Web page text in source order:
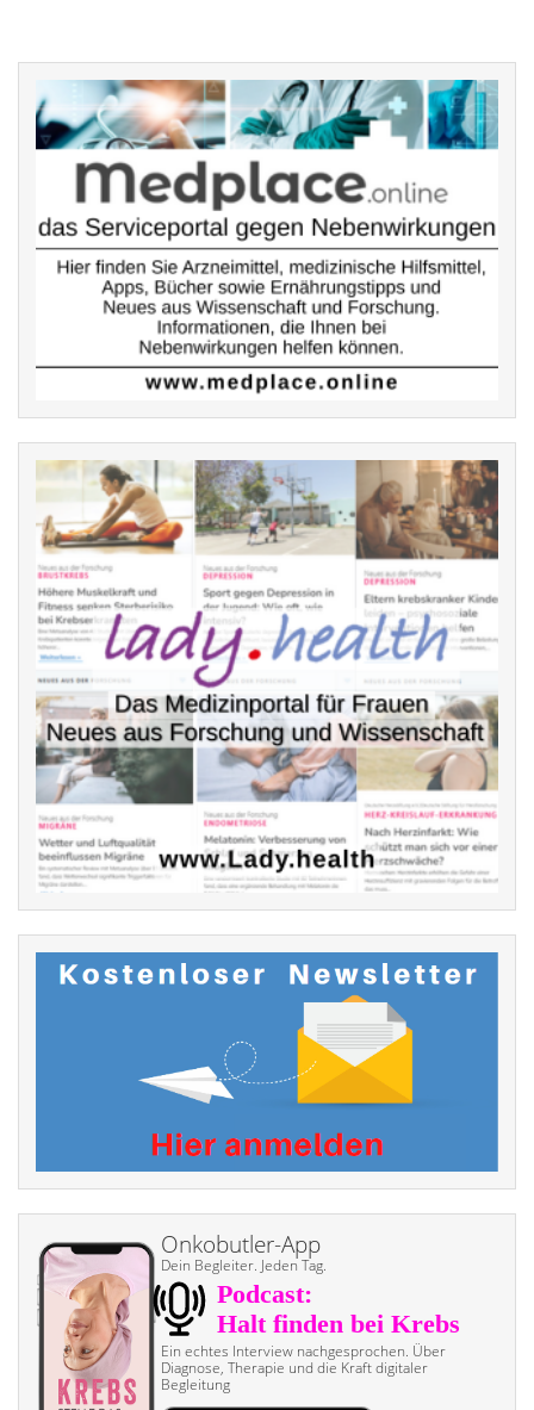
Onkobutler-App
Dein Begleiter. Jeden Tag.
Ein echtes Interview nach­gesprochen. Über
Diagnose, Therapie und die Kraft digitaler
Begleitung